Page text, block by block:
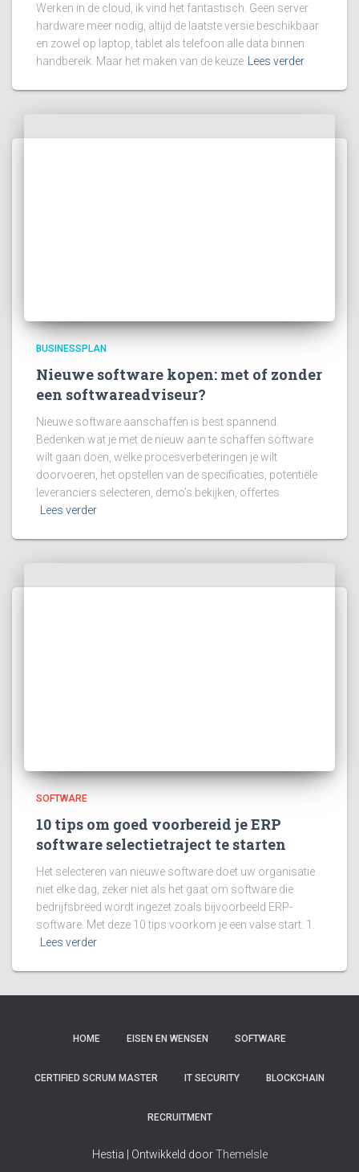
Werken in de cloud, ik vind het fantastisch. Geen server
hardware meer nodig, altijd de laatste versie beschikbaar
en zowel op laptop, tablet als telefoon alle data binnen
handbereik. Maar het maken van de keuze
Lees verder
BUSINESSPLAN
Nieuwe software kopen: met of zonder
een softwareadviseur?
Nieuwe software aanschaffen is best spannend.
Bedenken wat je met de nieuw aan te schaffen software
wilt gaan doen, welke procesverbeteringen je wilt
doorvoeren, het opstellen van de specificaties, potentiële
leveranciers selecteren, demo’s bekijken, offertes
Lees verder
SOFTWARE
10 tips om goed voorbereid je ERP
software selectietraject te starten
Het selecteren van nieuwe software doet uw organisatie
niet elke dag, zeker niet als het gaat om software die
bedrijfsbreed wordt ingezet zoals bijvoorbeeld ERP-
software. Met deze 10 tips voorkom je een valse start: 1.
Lees verder
HOME EISEN EN WENSEN SOFTWARE
CERTIFIED SCRUM MASTER IT SECURITY BLOCKCHAIN
RECRUITMENT
Hestia | Ontwikkeld doorThemeIsle